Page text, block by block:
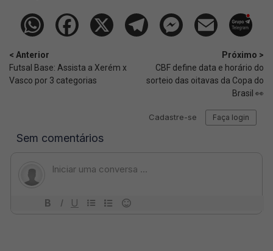
< Anterior
Futsal Base: Assista a Xerém x
Vasco por 3 categorias
Próximo >
CBF define data e horário do
sorteio das oitavas da Copa do
Brasil 👀